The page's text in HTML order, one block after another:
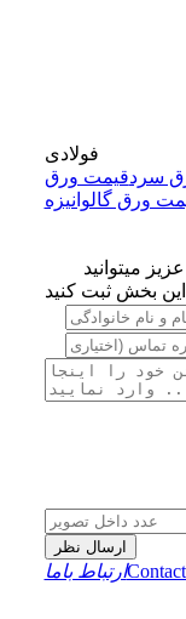
فولادی
سردقیمت ورق
ورق گالوانیزه
میتوانید
بخش ثبت کنید
ارسال نظر
ارتباط باما